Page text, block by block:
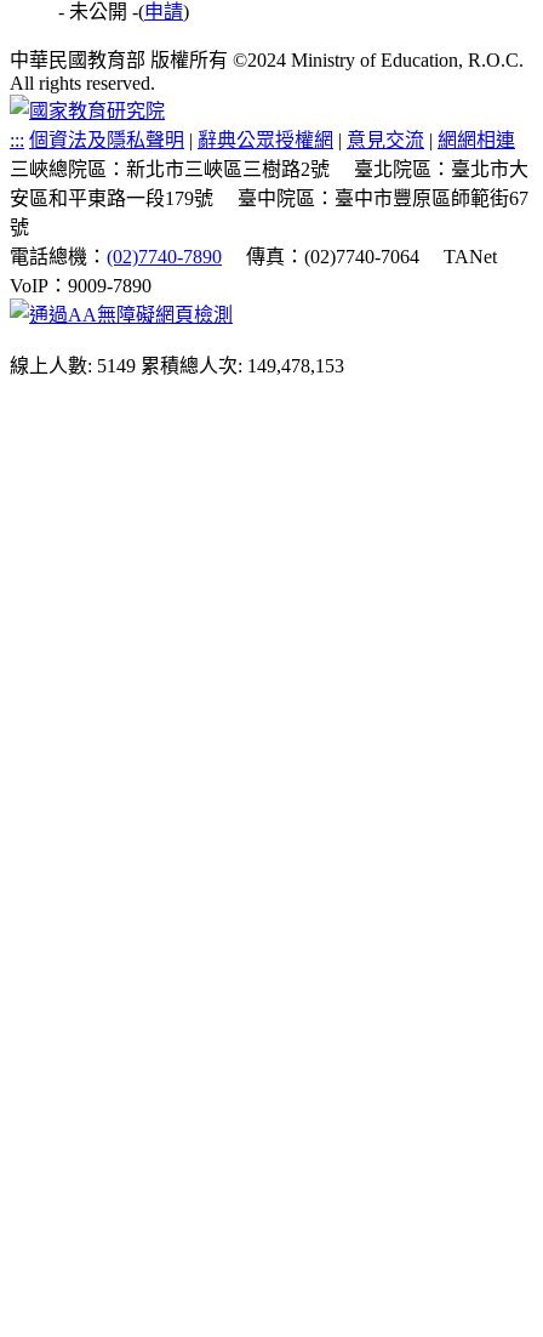
- 未公開 -(申請)
中華民國教育部 版權所有 ©2024 Ministry of Education, R.O.C.
All rights reserved.
::: 個資法及隱私聲明 | 辭典公眾授權網 | 意見交流 | 網網相連
三峽總院區：新北市三峽區三樹路2號
臺北院區：臺北市大
安區和平東路一段179號
臺中院區：臺中市豐原區師範街67
號
電話總機： (02)7740-7890 傳真：(02)7740-7064
TANet
VoIP：9009-7890
線上人數: 5149 累積總人次: 149,478,153